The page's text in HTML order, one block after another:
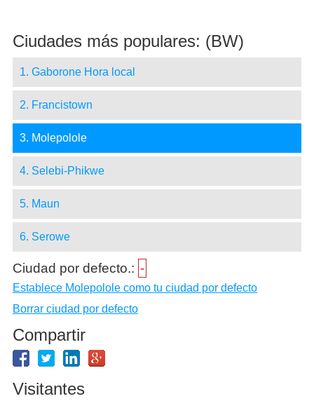
Ciudades más populares: (BW)
1. Gaborone Hora local
2. Francistown
3. Molepolole
4. Selebi-Phikwe
5. Maun
6. Serowe
Ciudad por defecto.: -
Establece Molepolole como tu ciudad por defecto
Borrar ciudad por defecto
Compartir
Visitantes